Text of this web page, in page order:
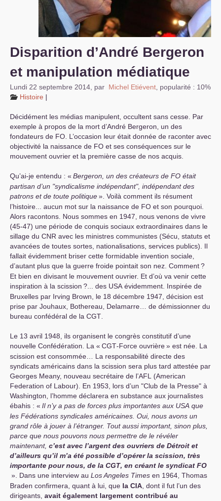
Disparition d’André Bergeron
et manipulation médiatique
Lundi 22 septembre 2014 par Michel Etiévent popularité : 10%
Histoire |
Décidément les médias manipulent, occultent sans cesse. Par
exemple à propos de la mort d’André Bergeron, un des
fondateurs de FO . L’occasion leur était donnée de raconter avec
objectivité la naissance de FO et ses conséquences sur le
mouvement ouvrier et la première casse de nos acquis.
Qu’ai-je entendu : « Bergeron, un des créateurs de FO était
partisan d’un "syndicalisme indépendant", indépendant des
patrons et de toute politique». Voilà comment ils résument
l’histoire... aucun mot sur la naissance de FO et son pourquoi.
Alors racontons. Nous sommes en 1947, nous venons de vivre
(45-47) une période de conquis sociaux extraordinaires dans le
sillage du CNR avec les ministres communistes (Sécu, statuts et
avancées de toutes sortes, nationalisations, services publics). Il
fallait évidemment briser cette formidable invention sociale,
d’autant plus que la guerre froide pointait son nez. Comment?
Et bien en divisant le mouvement ouvrier. Et d’où va venir cette
inspiration à la scission ?... des USA évidemment. Inspirée de
Bruxelles par Irving Brown, le 18 décembre 1947, décision est
prise par Jouhaux, Bothereau, Delamarre… de démissionner du
bureau confédéral de la CGT
Le 13 avril 1948, ils organisent le congrès constitutif d’une
nouvelle Confédération. La « CGT-Force ouvrière» est née. La
scission est consommée… La responsabilité directe des
syndicats américains dans la scission sera plus tard attestée par
Georges Meany, nouveau secrétaire de l’AFL
(American
Federation of Labour). En 1953, lors d’un "Club de la Presse" à
Washington, l’homme déclarera en substance aux journalistes
ébahis : « Il n’y a pas de forces plus importantes aux USA que
les Fédérations syndicales américaines. Oui, nous avons un
grand rôle à jouer à l’étranger. Tout aussi important, sinon plus,
parce que nous pouvons nous permettre de le révéler
maintenant, c’est avec l’argent des ouvriers de Détroit et
d’ailleurs qu’il m’a été possible d’opérer la scission, très
importante pour nous, de la CGT, en créant le syndicat FO
». Dans une interview au Los Angeles Times en 1964, Thomas
Braden confirmera, quant à lui, que la CIA , dont il fut l’un des
dirigeants, avait également largement contribué au